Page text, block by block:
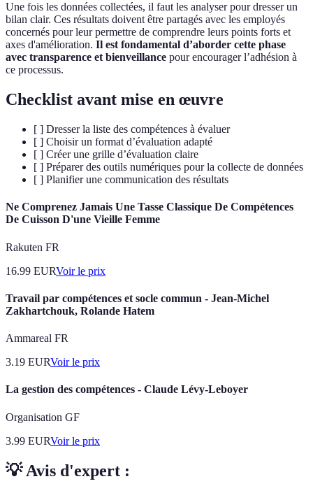
Une fois les données collectées, il faut les analyser pour dresser un
bilan clair. Ces résultats doivent être partagés avec les employés
concernés pour leur permettre de comprendre leurs points forts et
axes d'amélioration. Il est fondamental d’aborder cette phase
avec transparence et bienveillance pour encourager l’adhésion à
ce processus.
Checklist avant mise en œuvre
[ ] Dresser la liste des compétences à évaluer
[ ] Choisir un format d’évaluation adapté
[ ] Créer une grille d’évaluation claire
[ ] Préparer des outils numériques pour la collecte de données
[ ] Planifier une communication des résultats
Ne Comprenez Jamais Une Tasse Classique De Compétences
De Cuisson D'une Vieille Femme
Rakuten FR
16.99 EURVoir le prix
Travail par compétences et socle commun - Jean-Michel
Zakhartchouk, Rolande Hatem
Ammareal FR
3.19 EURVoir le prix
La gestion des compétences - Claude Lévy-Leboyer
Organisation GF
3.99 EURVoir le prix
💡 Avis d'expert :